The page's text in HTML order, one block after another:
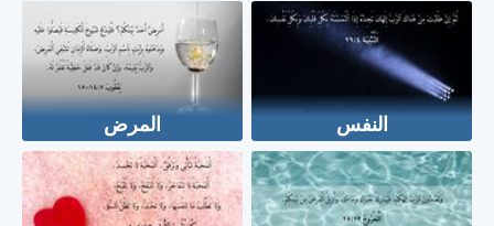
النفس المرض